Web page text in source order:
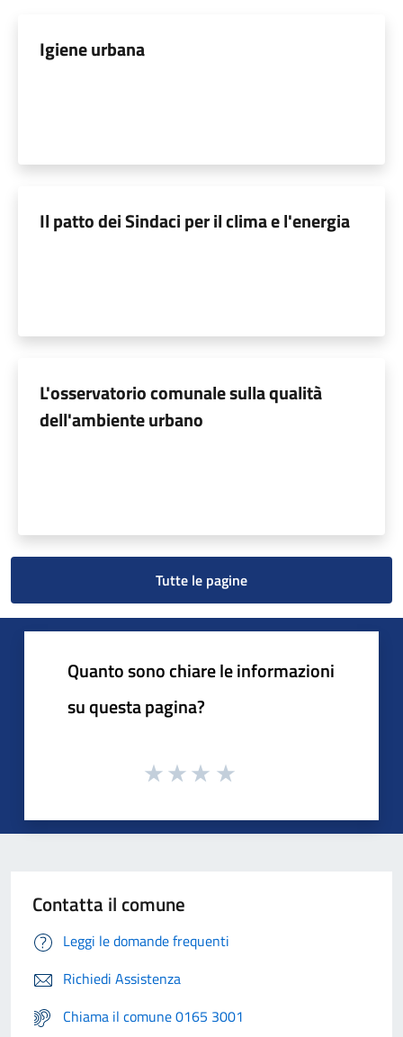
Igiene urbana
Il patto dei Sindaci per il clima e l'energia
L'osservatorio comunale sulla qualità
dell'ambiente urbano
Tutte le pagine
Quanto sono chiare le informazioni
su questa pagina?
Contatta il comune
Leggi le domande frequenti
Richiedi Assistenza
Chiama il comune 0165 3001